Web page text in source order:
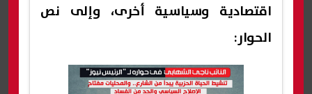
اقتصادية وسياسية أخرى، وإلى نص
الحوار: